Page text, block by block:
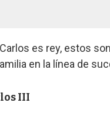
es rey, estos
en la línea de
III